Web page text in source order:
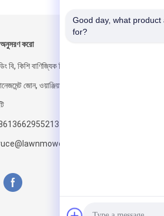
করো
বি, কিশি বাণিজ্যিক স্ট্রিট, জিয়ং
জোন, ওয়াঞ্জিয়াং জেলা, দংগুয়ান
Good day, what product
for?